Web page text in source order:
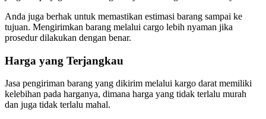
Anda juga berhak untuk memastikan estimasi barang sampai ke
tujuan. Mengirimkan barang melalui cargo lebih nyaman jika
prosedur dilakukan dengan benar.
Harga yang Terjangkau
Jasa pengiriman barang yang dikirim melalui kargo darat memiliki
kelebihan pada harganya, dimana harga yang tidak terlalu murah
dan juga tidak terlalu mahal.